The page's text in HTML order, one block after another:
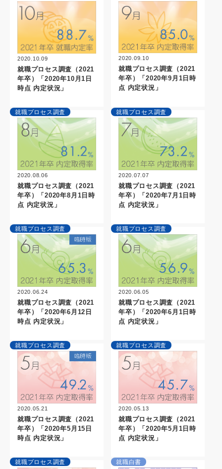
2020.10.09
就職プロセス調査（2021
年卒）「2020年10月1日
時点 内定状況」
2020.09.10
就職プロセス調査（2021
年卒）「2020年9月1日時
点 内定状況」
就職プロセス調査
2020.08.06
就職プロセス調査（2021
年卒）「2020年8月1日時
点 内定状況」
就職プロセス調査
2020.07.07
就職プロセス調査（2021
年卒）「2020年7月1日時
点 内定状況」
就職プロセス調査
2020.06.24
就職プロセス調査（2021
年卒）「2020年6月12日
時点 内定状況」
就職プロセス調査
2020.06.05
就職プロセス調査（2021
年卒）「2020年6月1日時
点 内定状況」
就職プロセス調査
2020.05.21
就職プロセス調査（2021
年卒）「2020年5月15日
時点 内定状況」
就職プロセス調査
2020.05.13
就職プロセス調査（2021
年卒）「2020年5月1日時
点 内定状況」
就職プロセス調査 就職白書